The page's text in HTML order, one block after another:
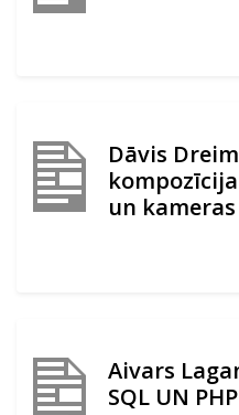
Dāvis
un
Aivars
SQL UN